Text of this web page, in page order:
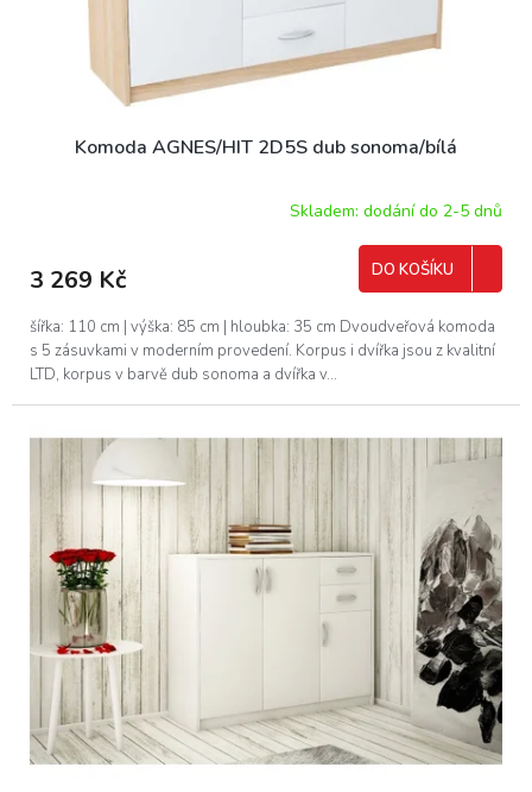
Komoda AGNES/HIT 2D5S dub sonoma/bílá
Skladem: dodání do 2-5 dnů
3 269 Kč DO KOŠÍKU
šířka: 110 cm | výška: 85 cm | hloubka: 35 cm Dvoudveřová komoda
s 5 zásuvkami v moderním provedení. Korpus i dvířka jsou z kvalitní
LTD, korpus v barvě dub sonoma a dvířka v...